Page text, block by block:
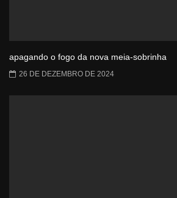
apagando o fogo da nova meia-sobrinha
26 DE DEZEMBRO DE 2024